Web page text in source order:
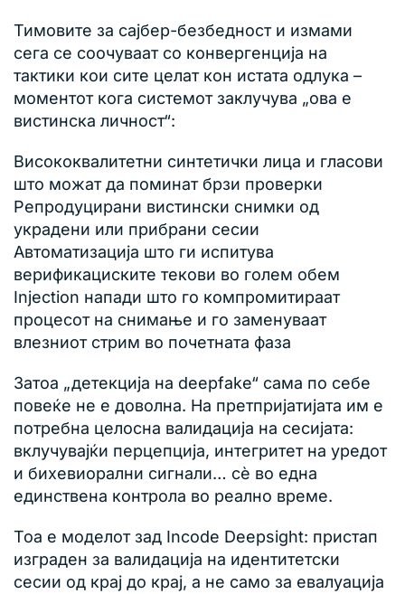
Тимовите за сајбер-безбедност и измами
сега се соочуваат со конвергенција на
тактики кои сите целат кон истата одлука –
моментот кога системот заклучува „ова е
вистинска личност“:
Висококвалитетни синтетички лица и гласови
што можат да поминат брзи проверки
Репродуцирани вистински снимки од
украдени или прибрани сесии
Автоматизација што ги испитува
верификациските текови во голем обем
Injection напади што го компромитираат
процесот на снимање и го заменуваат
влезниот стрим во почетната фаза
Затоа „детекција на deepfake“ сама по себе
повеќе не е доволна. На претпријатијата им е
потребна целосна валидација на сесијата:
вклучувајќи перцепција, интегритет на уредот
и бихевиорални сигнали… сè во една
единствена контрола во реално време.
Тоа е моделот зад Incode Deepsight: пристап
изграден за валидација на идентитетски
сесии од крај до крај, а не само за евалуација